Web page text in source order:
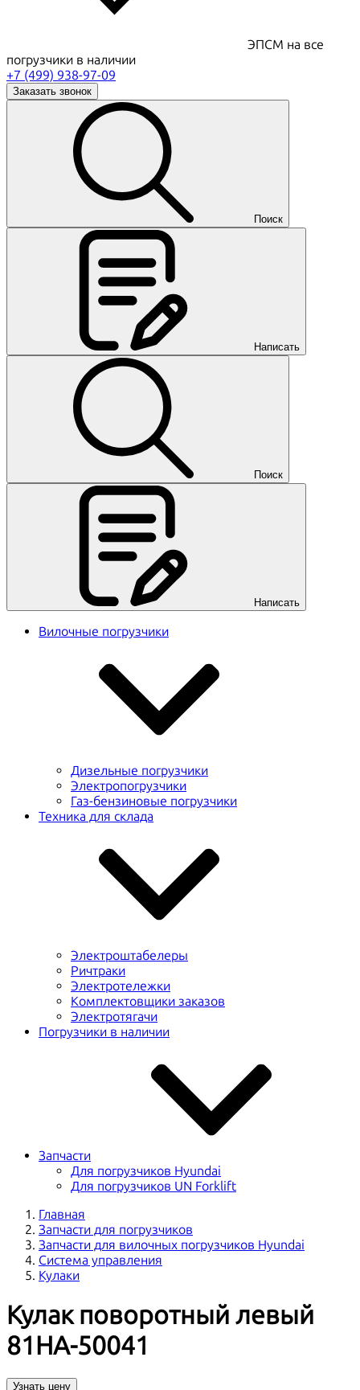
ЭПСМ на все
погрузчики в наличии
+7 (499) 938-97-09
Заказать звонок
Поиск
Написать
Поиск
Написать
Вилочные погрузчики
Дизельные погрузчики
Электропогрузчики
Газ-бензиновые погрузчики
Техника для склада
Электроштабелеры
Ричтраки
Электротележки
Комплектовщики заказов
Электротягачи
Погрузчики в наличии
Запчасти
Для погрузчиков Hyundai
Для погрузчиков UN Forklift
Главная
Запчасти для погрузчиков
Запчасти для вилочных погрузчиков Hyundai
Система управления
Кулаки
Кулак поворотный левый
81HA-50041
Узнать цену